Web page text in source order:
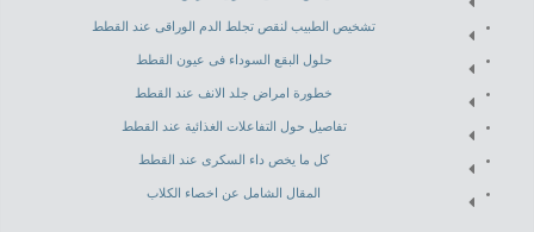
تشخيص الطبيب لنقص تجلط الدم الوراقى عند القطط
حلول البقع السوداء فى عيون القطط
خطورة امراض جلد الانف عند القطط
تفاصيل حول التفاعلات الغذائية عند القطط
كل ما يخص داء السكرى عند القطط
المقال الشامل عن اخصاء الكلاب